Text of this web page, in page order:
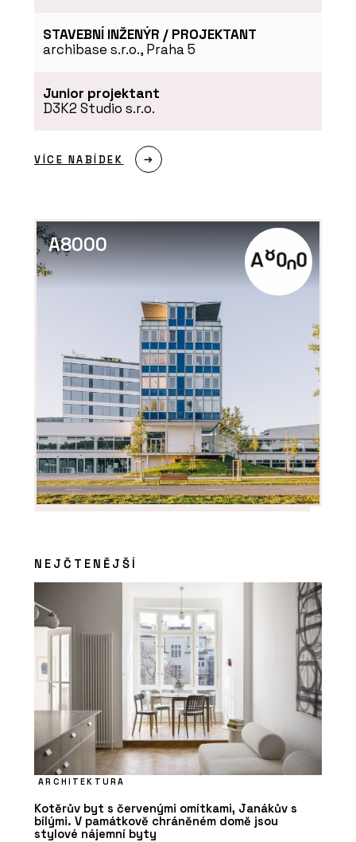
STAVEBNÍ INŽENÝR / PROJEKTANT
archibase s.r.o., Praha 5
Junior projektant
D3K2 Studio s.r.o.
VÍCE NABÍDEK
A8000
NEJČTENĚJŠÍ
ARCHITEKTURA
Kotěrův byt s červenými omítkami, Janákův s
bílými. V památkově chráněném domě jsou
stylové nájemní byty